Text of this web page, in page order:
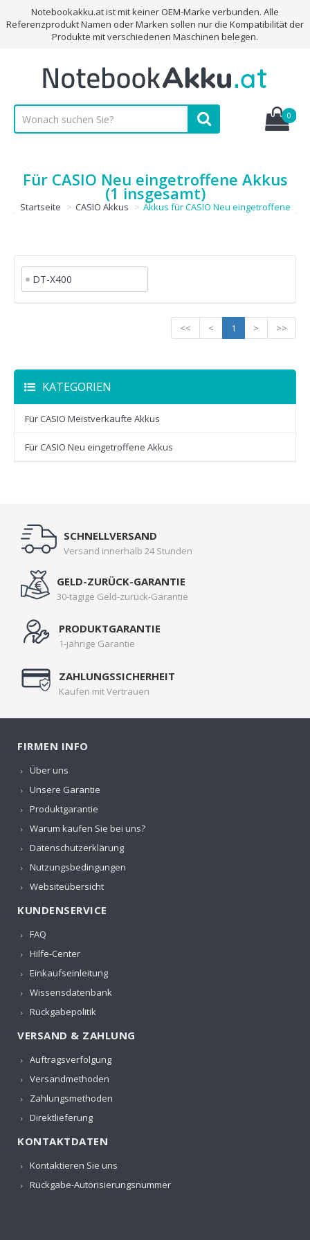
Notebookakku.at ist mit keiner OEM-Marke verbunden. Alle
Referenzprodukt Namen oder Marken sollen nur die Kompatibilität der
Produkte mit verschiedenen Maschinen belegen.
0
Für CASIO Neu eingetroffene Akkus
(1 insgesamt)
Startseite CASIO Akkus Akkus für CASIO Neu eingetroffene
DT-X400
<< < 1 > >>
KATEGORIEN
Für CASIO Meistverkaufte Akkus
Für CASIO Neu eingetroffene Akkus
SCHNELLVERSAND
Versand innerhalb 24 Stunden
GELD-ZURÜCK-GARANTIE
30-tägige Geld-zurück-Garantie
PRODUKTGARANTIE
1-jährige Garantie
ZAHLUNGSSICHERHEIT
Kaufen mit Vertrauen
FIRMEN INFO
Über uns
Unsere Garantie
Produktgarantie
Warum kaufen Sie bei uns?
Datenschutzerklärung
Nutzungsbedingungen
Websiteübersicht
KUNDENSERVICE
FAQ
Hilfe-Center
Einkaufseinleitung
Wissensdatenbank
Rückgabepolitik
VERSAND & ZAHLUNG
Auftragsverfolgung
Versandmethoden
Zahlungsmethoden
Direktlieferung
KONTAKTDATEN
Kontaktieren Sie uns
Rückgabe-Autorisierungsnummer